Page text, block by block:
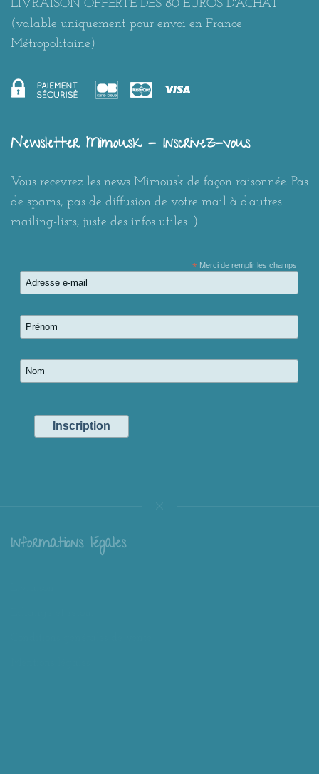
LIVRAISON OFFERTE DÈS 80 EUROS D'ACHAT
(valable uniquement pour envoi en France
Métropolitaine)
Newsletter Mimousk - Inscrivez-vous
Vous recevrez les news Mimousk de façon raisonnée. Pas
de spams, pas de diffusion de votre mail à d'autres
mailing-lists, juste des infos utiles :)
*Merci de remplir les champs
Informations légales